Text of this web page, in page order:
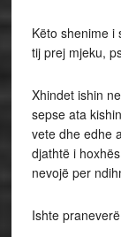
Këto shenime i
tij prej mjeku,
Xhindet ishin
sepse ata
vete dhe edhe
djathtë i
nevojë per
Ishte